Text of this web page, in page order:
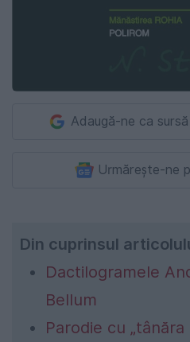
Adaugă-ne ca
Urmărește-ne
Din cuprinsul
Dactilogramele
Bellum
Parodie cu „tânăra